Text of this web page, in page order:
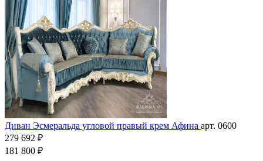
Диван Эсмеральда угловой правый крем Афина арт. 0600
279 692 ₽
181 800 ₽